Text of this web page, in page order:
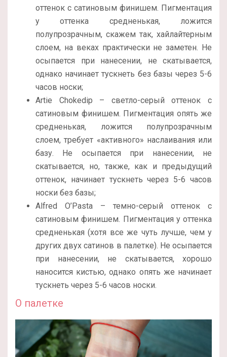
оттенок с сатиновым финишем. Пигментация
у оттенка средненькая, ложится
полупрозрачным, скажем так, хайлайтерным
слоем, на веках практически не заметен. Не
осыпается при нанесении, не скатывается,
однако начинает тускнеть без базы через 5-6
часов носки;
Artie Chokedip – светло-серый оттенок с
сатиновым финишем. Пигментация опять же
средненькая, ложится полупрозрачным
слоем, требует «активного» наслаивания или
базу. Не осыпается при нанесении, не
скатывается, но, также, как и предыдущий
оттенок, начинает тускнеть через 5-6 часов
носки без базы;
Alfred O’Pasta – темно-серый оттенок с
сатиновым финишем. Пигментация у оттенка
средненькая (хотя все же чуть лучше, чем у
других двух сатинов в палетке). Не осыпается
при нанесении, не скатывается, хорошо
наносится кистью, однако опять же начинает
тускнеть через 5-6 часов носки.
О палетке